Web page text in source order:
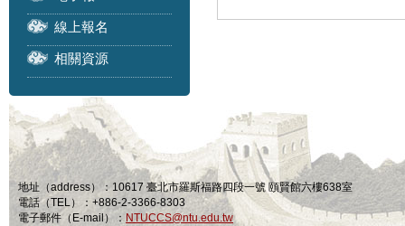
線上報名
相關資源
地址（address）：10617 臺北市羅斯福路四段一號 頤賢館六樓638室
電話（TEL）：+886-2-3366-8303
電子郵件（E-mail）： NTUCCS@ntu.edu.tw